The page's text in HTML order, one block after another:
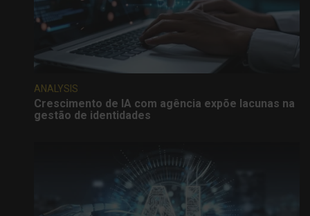
ANALYSIS
Crescimento de IA com agência expõe lacunas na
gestão de identidades